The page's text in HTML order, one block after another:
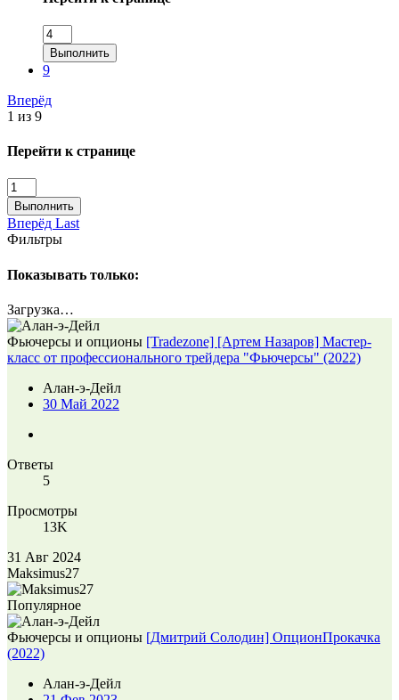
Выполнить
9
Вперёд
1 из 9
Перейти к странице
Выполнить
Вперёд Last
Фильтры
Показывать только:
Загрузка…
Фьючерсы и опционы [Tradezone] [Артем Назаров] Мастер-
класс от профессионального трейдера "Фьючерсы" (2022)
Алан-э-Дейл
30 Май 2022
Ответы
5
Просмотры
13K
31 Авг 2024
Maksimus27
Популярное
Фьючерсы и опционы [Дмитрий Солодин] ОпционПрокачка
(2022)
Алан-э-Дейл